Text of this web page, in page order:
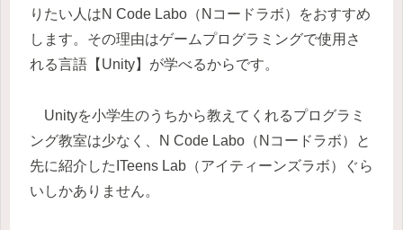
りたい人はN Code Labo（Nコードラボ）をおすすめ
します。その理由はゲームプログラミングで使用さ
れる言語【Unity】が学べるからです。
Unityを小学生のうちから教えてくれるプログラミ
ング教室は少なく、N Code Labo（Nコードラボ）と
先に紹介したITeens Lab（アイティーンズラボ）ぐら
いしかありません。